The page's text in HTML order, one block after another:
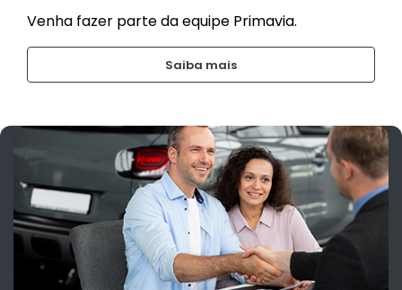
Venha fazer parte da equipe Primavia.
Saiba mais